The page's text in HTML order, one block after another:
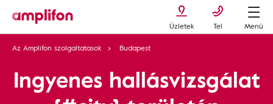
Üzletek Tel
Menü
Az Amplifon szolgaltatasok
Budapest
Ingyenes hallásvizsgálat